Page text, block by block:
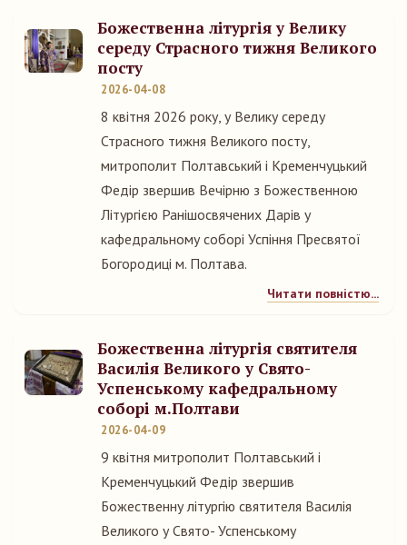
Божественна літургія у Велику
середу Страсного тижня Великого
посту
2026-04-08
8 квітня 2026 року, у Велику середу
Страсного тижня Великого посту,
митрополит Полтавський і Кременчуцький
Федір звершив Вечірню з Божественною
Літургією Ранішосвячених Дарів у
кафедральному соборі Успіння Пресвятої
Богородиці м. Полтава.
Читати повністю...
Божественна літургія святителя
Василія Великого у Свято-
Успенському кафедральному
соборі м.Полтави
2026-04-09
9 квітня митрополит Полтавський і
Кременчуцький Федір звершив
Божественну літургію святителя Василія
Великого у Свято- Успенському